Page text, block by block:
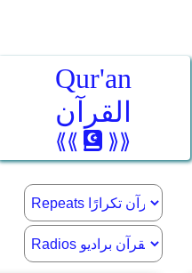
Qur'an
القرآن
⟪⟪ ⟫⟫